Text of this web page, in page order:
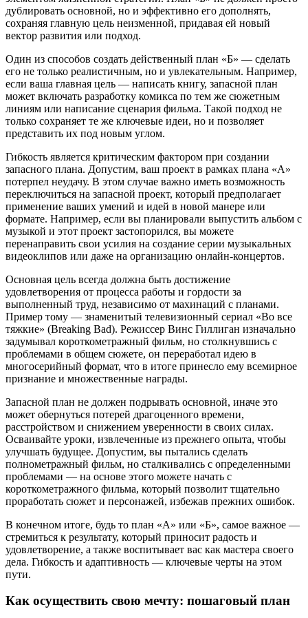
дублировать основной, но и эффективно его дополнять,
сохраняя главную цель неизменной, придавая ей новый
вектор развития или подход.
Один из способов создать действенный план «Б» — сделать
его не только реалистичным, но и увлекательным. Например,
если ваша главная цель — написать книгу, запасной план
может включать разработку комикса по тем же сюжетным
линиям или написание сценария фильма. Такой подход не
только сохраняет те же ключевые идеи, но и позволяет
представить их под новым углом.
Гибкость является критическим фактором при создании
запасного плана. Допустим, ваш проект в рамках плана «А»
потерпел неудачу. В этом случае важно иметь возможность
переключиться на запасной проект, который предполагает
применение ваших умений и идей в новой манере или
формате. Например, если вы планировали выпустить альбом с
музыкой и этот проект застопорился, вы можете
перенаправить свои усилия на создание серии музыкальных
видеоклипов или даже на организацию онлайн-концертов.
Основная цель всегда должна быть достижение
удовлетворения от процесса работы и гордости за
выполненный труд, независимо от махинаций с планами.
Пример тому — знаменитый телевизионный сериал «Во все
тяжкие» (Breaking Bad). Режиссер Винс Гиллиган изначально
задумывал короткометражный фильм, но столкнувшись с
проблемами в общем сюжете, он переработал идею в
многосерийный формат, что в итоге принесло ему всемирное
признание и множественные награды.
Запасной план не должен подрывать основной, иначе это
может обернуться потерей драгоценного времени,
расстройством и снижением уверенности в своих силах.
Осваивайте уроки, извлеченные из прежнего опыта, чтобы
улучшать будущее. Допустим, вы пытались сделать
полнометражный фильм, но сталкивались с определенными
проблемами — на основе этого можете начать с
короткометражного фильма, который позволит тщательно
проработать сюжет и персонажей, избежав прежних ошибок.
В конечном итоге, будь то план «А» или «Б», самое важное —
стремиться к результату, который приносит радость и
удовлетворение, а также воспитывает вас как мастера своего
дела. Гибкость и адаптивность — ключевые черты на этом
пути.
Как осуществить свою мечту: пошаговый план